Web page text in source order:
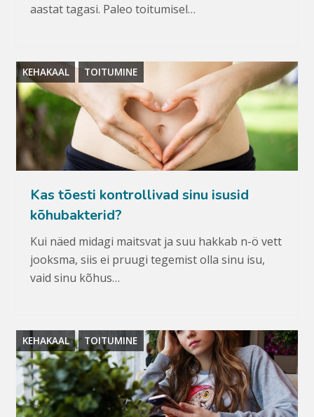
aastat tagasi. Paleo toitumisel…
KEHAKAAL TOITUMINE
Kas tõesti kontrollivad sinu isusid
kõhubakterid?
Kui näed midagi maitsvat ja suu hakkab n-ö vett
jooksma, siis ei pruugi tegemist olla sinu isu,
vaid sinu kõhus…
KEHAKAAL TOITUMINE